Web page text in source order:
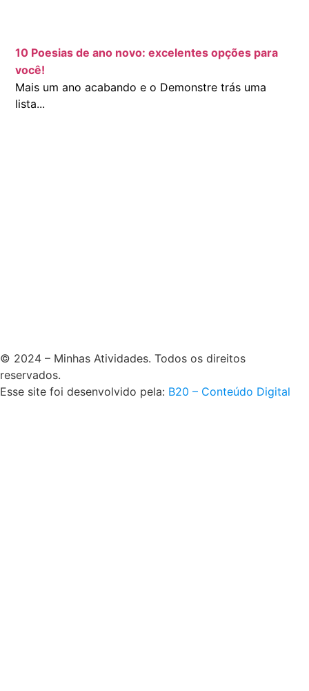
10 Poesias de ano novo: excelentes opções para
você!
Mais um ano acabando e o Demonstre trás uma
lista...
© 2024 – Minhas Atividades. Todos os direitos
reservados.
Esse site foi desenvolvido pela: B20 – Conteúdo Digital